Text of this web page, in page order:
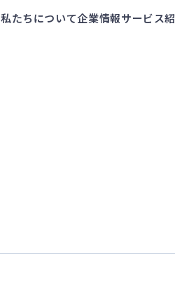
私たちについて企業情報サービス